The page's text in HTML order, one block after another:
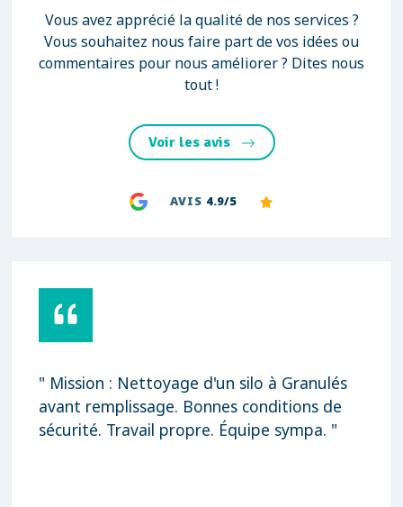
Vous avez apprécié la qualité de nos services ?
Vous souhaitez nous faire part de vos idées ou
commentaires pour nous améliorer ? Dites nous
tout !
Voir les avis
AVIS 4.9/5
" Mission : Nettoyage d'un silo à Granulés
avant remplissage. Bonnes conditions de
sécurité. Travail propre. Équipe sympa. "